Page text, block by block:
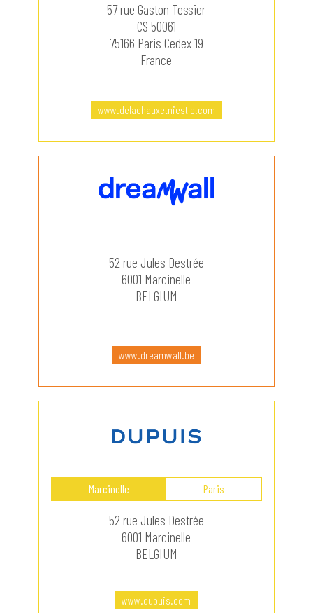
57 rue Gaston Tessier
CS 50061
75166 Paris Cedex 19
France
www.delachauxetniestle.com
52 rue Jules Destrée
6001 Marcinelle
BELGIUM
www.dreamwall.be
Marcinelle Paris
52 rue Jules Destrée
6001 Marcinelle
BELGIUM
www.dupuis.com